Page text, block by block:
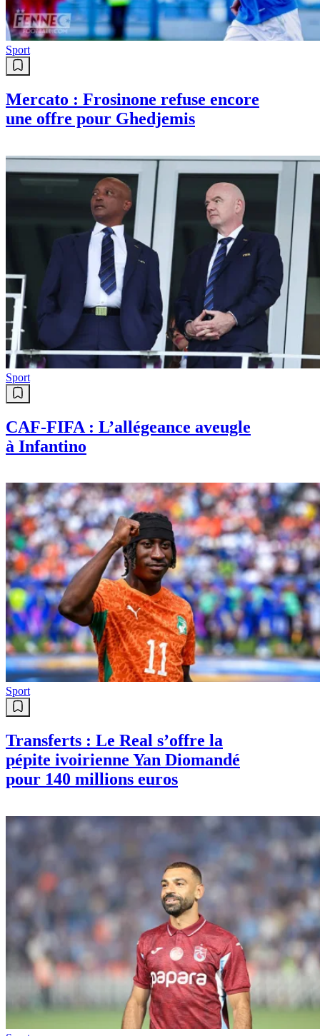
Sport
Mercato : Frosinone refuse encore
une offre pour Ghedjemis
Sport
CAF-FIFA : L’allégeance aveugle
à Infantino
Sport
Transferts : Le Real s’offre la
pépite ivoirienne Yan Diomandé
pour 140 millions euros